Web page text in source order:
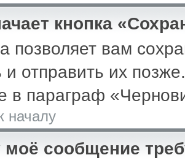
кнопка
позволяет вам
и отправить их
в параграф
началу
сообщение